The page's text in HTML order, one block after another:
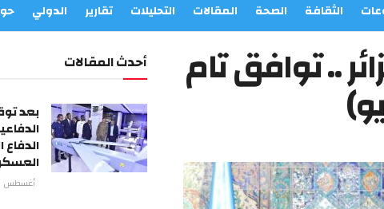
الثقافة الصحة المقالات التحليلات تقارير الدولي
.. توافق تام أحدث المقالات
بعد
أغسطس 6, 2026